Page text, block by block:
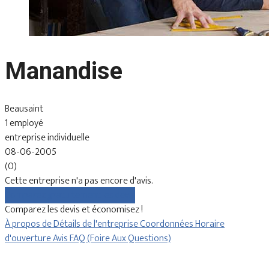
Manandise
Beausaint
1 employé
entreprise individuelle
08-06-2005
(0)
Cette entreprise n'a pas encore d'avis.
Comparez les devis et économisez !
À propos deDétails de l'entrepriseCoordonnéesHoraire
d'ouvertureAvisFAQ (Foire Aux Questions)